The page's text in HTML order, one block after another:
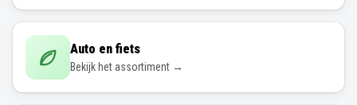
Auto en fiets
Bekijk het assortiment →